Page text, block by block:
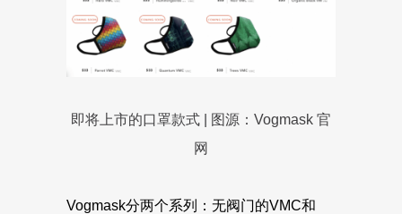
即将上市的口罩款式 | 图源：Vogmask 官
网
Vogmask分两个系列：无阀门的VMC和